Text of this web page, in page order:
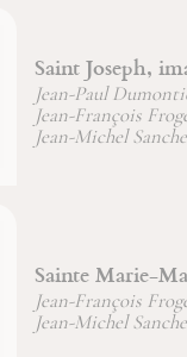
image du Père
Froger
Sanchez
Madeleine
Froger
Sanchez